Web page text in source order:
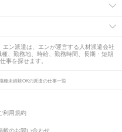
ン派遣は、エンが運営する人材派遣会社
、勤務地、時給、勤務時間、長期・短期
事を探せます。
種未経験OKの派遣の仕事一覧
利用規約
載のお問い合わせ